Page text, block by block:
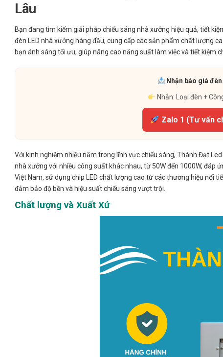
Lâu
Bạn đang tìm kiếm giải pháp chiếu sáng nhà xưởng hiệu quả, tiết
đèn LED nhà xưởng hàng đầu, cung cấp các sản phẩm chất lượng
bạn ánh sáng tối ưu, giúp nâng cao năng suất làm việc và tiết kiệm
Nhận báo giá
Nhắn: Loại đèn +
Zalo 1 (Tư vấn
Với kinh nghiệm nhiều năm trong lĩnh vực chiếu sáng, Thành Đạt
nhà xưởng với nhiều công suất khác nhau, từ 50W đến 1000W, đáp
Việt Nam, sử dụng chip LED chất lượng cao từ các thương hiệu nổi
đảm bảo độ bền và hiệu suất chiếu sáng vượt trội.
Chất lượng và Xuất Xứ